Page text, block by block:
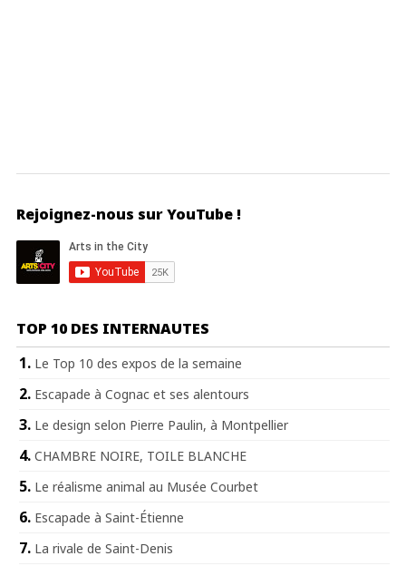
Rejoignez-nous sur YouTube !
TOP 10 DES INTERNAUTES
Le Top 10 des expos de la semaine
Escapade à Cognac et ses alentours
Le design selon Pierre Paulin, à Montpellier
CHAMBRE NOIRE, TOILE BLANCHE
Le réalisme animal au Musée Courbet
Escapade à Saint-Étienne
La rivale de Saint-Denis